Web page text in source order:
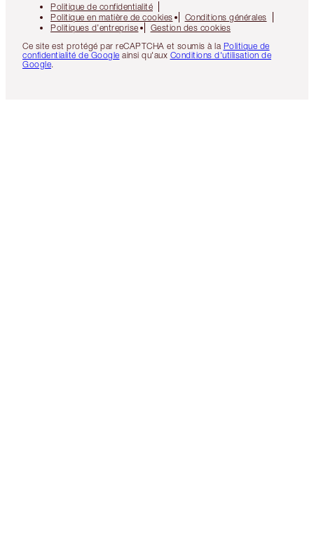
Politique de confidentialité
Politique en matière de cookies
Conditions générales
Politiques d’entreprise
Gestion des cookies
Ce site est protégé par reCAPTCHA et soumis à la Politique de
confidentialité de Google ainsi qu'aux Conditions d'utilisation de
Google.